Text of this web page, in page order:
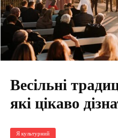
Весільні
які цікаво
Я культурний